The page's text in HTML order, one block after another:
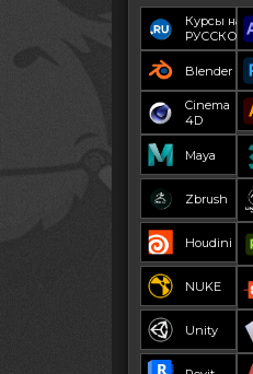
Курсы на
РУССКОМ
Blender
Cinema
4D
Maya
Zbrush
Houdini
NUKE
Unity